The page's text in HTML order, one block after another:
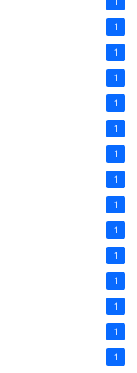
1
1
1
1
1
1
1
1
1
1
1
1
1
1